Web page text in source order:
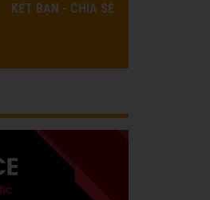
KẾT BẠN - CHIA SẺ